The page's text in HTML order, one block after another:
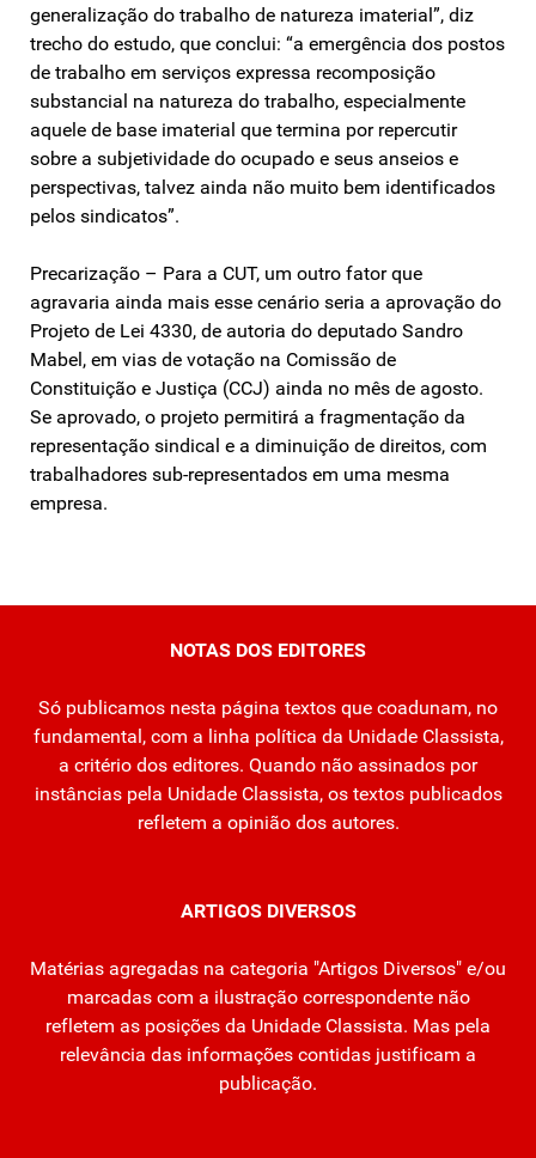
generalização do trabalho de natureza imaterial”, diz
trecho do estudo, que conclui: “a emergência dos postos
de trabalho em serviços expressa recomposição
substancial na natureza do trabalho, especialmente
aquele de base imaterial que termina por repercutir
sobre a subjetividade do ocupado e seus anseios e
perspectivas, talvez ainda não muito bem identificados
pelos sindicatos”.
Precarização – Para a CUT, um outro fator que
agravaria ainda mais esse cenário seria a aprovação do
Projeto de Lei 4330, de autoria do deputado Sandro
Mabel, em vias de votação na Comissão de
Constituição e Justiça (CCJ) ainda no mês de agosto.
Se aprovado, o projeto permitirá a fragmentação da
representação sindical e a diminuição de direitos, com
trabalhadores sub-representados em uma mesma
empresa.
NOTAS DOS EDITORES
Só publicamos nesta página textos que coadunam, no
fundamental, com a linha política da Unidade Classista,
a critério dos editores. Quando não assinados por
instâncias pela Unidade Classista, os textos publicados
refletem a opinião dos autores.
ARTIGOS DIVERSOS
Matérias agregadas na categoria "Artigos Diversos" e/ou
marcadas com a ilustração correspondente não
refletem as posições da Unidade Classista. Mas pela
relevância das informações contidas justificam a
publicação.